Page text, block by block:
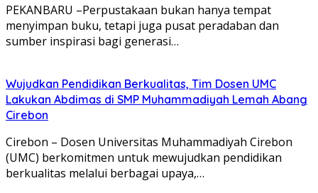
PEKANBARU –Perpustakaan bukan hanya tempat
menyimpan buku, tetapi juga pusat peradaban dan
sumber inspirasi bagi generasi…
Wujudkan Pendidikan Berkualitas, Tim Dosen UMC
Lakukan Abdimas di SMP Muhammadiyah Lemah Abang
Cirebon
Cirebon – Dosen Universitas Muhammadiyah Cirebon
(UMC) berkomitmen untuk mewujudkan pendidikan
berkualitas melalui berbagai upaya,…